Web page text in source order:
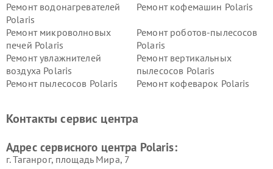
Ремонт водонагревателей
Polaris
Ремонт кофемашин Polaris
Ремонт микроволновых
печей Polaris
Ремонт роботов-пылесосов
Polaris
Ремонт увлажнителей
воздуха Polaris
Ремонт вертикальных
пылесосов Polaris
Ремонт пылесосов Polaris
Ремонт кофеварок Polaris
Контакты сервис центра
Адрес сервисного центра Polaris:
г. Таганрог, площадь Мира, 7